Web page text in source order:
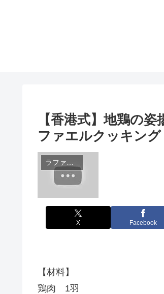
【香港式】地鶏の
ファエルクッキン
ラファエルサブチャンネル
X Facebook
【材料】
鶏肉 1羽